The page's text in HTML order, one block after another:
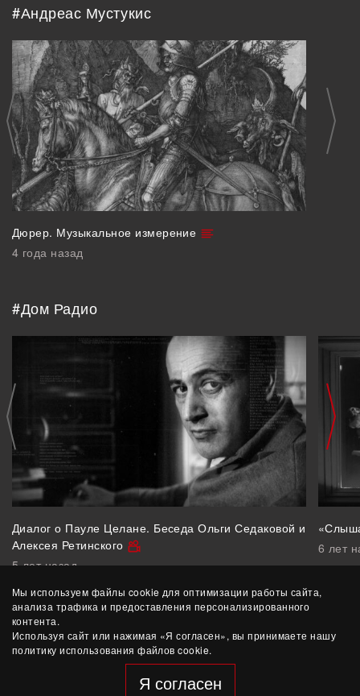
Мы используем файлы cookie для оптимизации работы сайта,
анализа трафика и предоставления персонализированного
контента.
Используя сайт или нажимая «Я согласен», вы принимаете нашу
политику использования файлов cookie.
Я согласен
#Андреас Мустукис
Дюрер. Музыкальное измерение
4 года назад
#Дом Радио
Диалог о Пауле Целане. Беседа Ольги Седаковой и
Алексея Ретинского
5 лет назад
6 лет